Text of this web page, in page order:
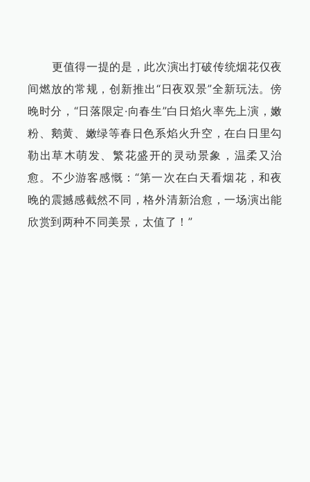
更值得一提的是，此次演出打破传统烟花仅夜
间燃放的常规，创新推出“日夜双景”全新玩法。傍
晚时分，“日落限定·向春生”白日焰火率先上演，嫩
粉、鹅黄、嫩绿等春日色系焰火升空，在白日里勾
勒出草木萌发、繁花盛开的灵动景象，温柔又治
愈。不少游客感慨：“第一次在白天看烟花，和夜
晚的震撼感截然不同，格外清新治愈，一场演出能
欣赏到两种不同美景，太值了！”